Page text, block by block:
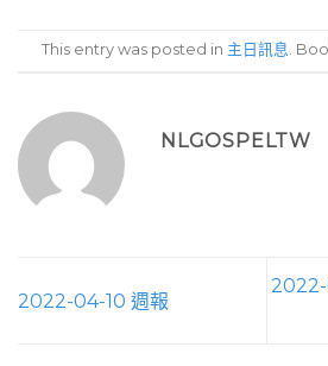
This entry was posted in 主日訊息.
NLGOSPELTW
2022-04-10 週報
2022-